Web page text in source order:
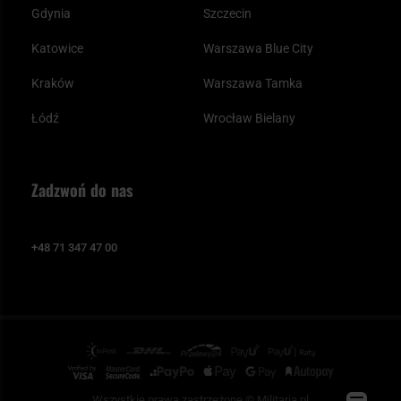
Gdynia
Katowice
Kraków
Łódź
Szczecin
Warszawa Blue City
Warszawa Tamka
Wrocław Bielany
Zadzwoń do nas
+48 71 347 47 00